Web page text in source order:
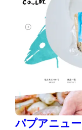
パプアニュ